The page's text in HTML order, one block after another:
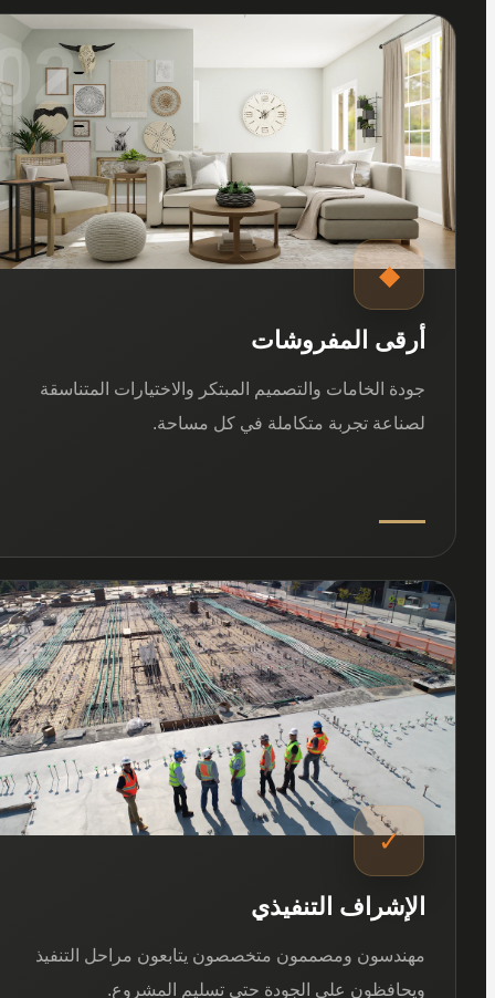
02
◆
أرقى المفروشات
جودة الخامات والتصميم المبتكر والاختيارات المتناسقة
لصناعة تجربة متكاملة في كل مساحة.
03
✓
الإشراف التنفيذي
مهندسون ومصممون متخصصون يتابعون مراحل التنفيذ
ويحافظون على الجودة حتى تسليم المشروع.